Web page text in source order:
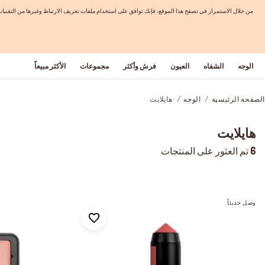
من خلال الاستمرار في تصفح هذا الموقع، فإنك توافق على استخدام ملفات تعريف الارتباط وغيرها من
الوجه الشفاه العيون فرش وأكثر مجموعات الأكثر مبيعاً
الصفحة الرئيسية الوجه هايلايت
هايلايت
6 تم العثور على المنتجات
وصل حديثاً